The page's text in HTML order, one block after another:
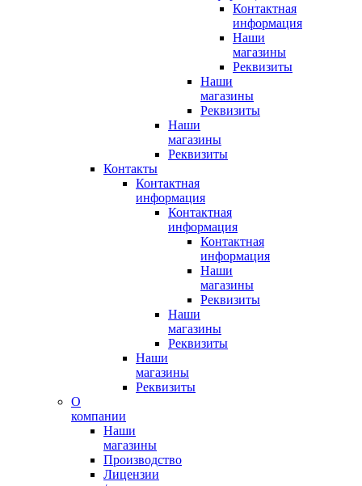
Контактная
информация
Наши
магазины
Реквизиты
Наши
магазины
Реквизиты
Наши
магазины
Реквизиты
Контакты
Контактная
информация
Контактная
информация
Контактная
информация
Наши
магазины
Реквизиты
Наши
магазины
Реквизиты
Наши
магазины
Реквизиты
О
компании
Наши
магазины
Производство
Лицензии